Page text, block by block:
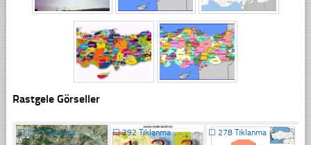
Rastgele Görseller
☐237 Tıklanma ☐292 Tıklanma ☐ 278 Tıklanma